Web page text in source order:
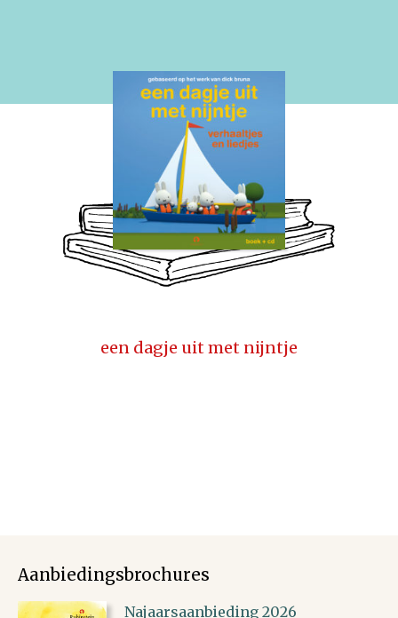
een dagje uit met nijntje
Aanbiedingsbrochures
Najaarsaanbieding 2026